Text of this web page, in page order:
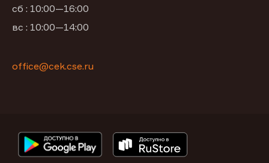
сб : 10:00—16:00
вс : 10:00—14:00
office@cek.cse.ru